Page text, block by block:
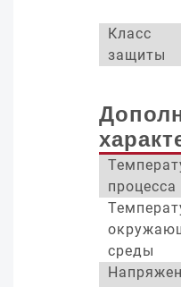
Класс
защиты
процесса
среды